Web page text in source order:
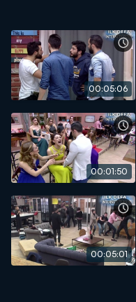
00:05:06
00:01:50
00:05:01